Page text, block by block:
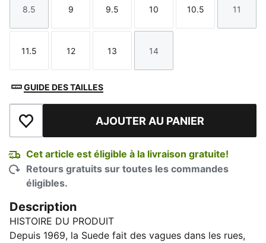
Taille
8.5
Taille
9
Taille
9.5
Taille
10
Taille
10.5
Taille
11
Taille
11.5
Taille
12
Taille
13
Taille
14
GUIDE DES TAILLES
Ajouter à la liste de souhaits
AJOUTER AU PANIER
Cet article est éligible à la livraison gratuite!
Retours gratuits sur toutes les commandes
éligibles.
Description
HISTOIRE DU PRODUIT
Depuis 1969, la Suede fait des vagues dans les rues,